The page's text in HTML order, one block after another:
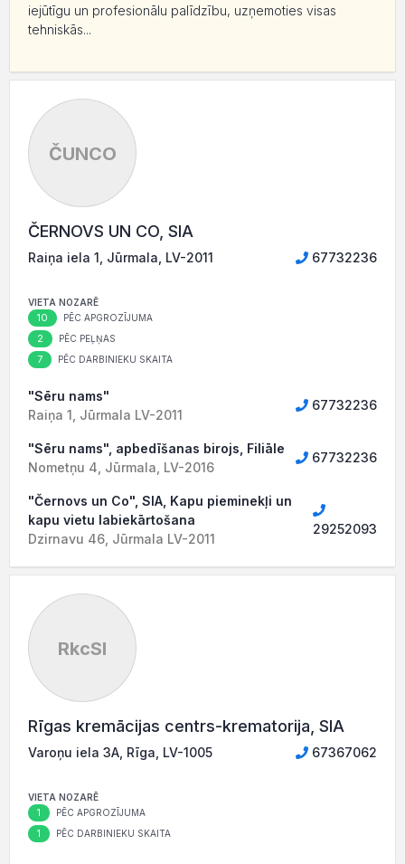
iejūtīgu un profesionālu palīdzību, uzņemoties visas
tehniskās...
ČUNCO
ČERNOVS UN CO, SIA
Raiņa iela 1, Jūrmala, LV-2011 67732236
VIETA NOZARĒ
10 PĒC APGROZĪJUMA
2 PĒC PEĻŅAS
7 PĒC DARBINIEKU SKAITA
"Sēru nams"
Raiņa 1, Jūrmala LV-2011
67732236
"Sēru nams", apbedīšanas birojs, Filiāle
Nometņu 4, Jūrmala, LV-2016
67732236
"Černovs un Co", SIA, Kapu pieminekļi un
kapu vietu labiekārtošana
Dzirnavu 46, Jūrmala LV-2011
29252093
RkcSI
Rīgas kremācijas centrs-krematorija, SIA
Varoņu iela 3A, Rīga, LV-1005 67367062
VIETA NOZARĒ
1 PĒC APGROZĪJUMA
1 PĒC DARBINIEKU SKAITA